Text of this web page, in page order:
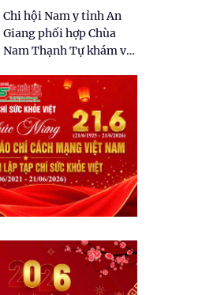
dân tại xã Tân Tập
Chi hội Nam y tỉnh An
Giang phối hợp Chùa
Nam Thạnh Tự khám và
nhân dân